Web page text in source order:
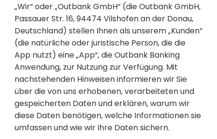
„Wir“ oder „Outbank GmbH“ (die Outbank GmbH,
Passauer Str. 16, 94474 Vilshofen an der Donau,
Deutschland) stellen Ihnen als unserem „Kunden“
(die natürliche oder juristische Person, die die
App nutzt) eine „App“, die Outbank Banking
Anwendung, zur Nutzung zur Verfügung. Mit
nachstehenden Hinweisen informieren wir Sie
über die von uns erhobenen, verarbeiteten und
gespeicherten Daten und erklären, warum wir
diese Daten benötigen, welche Informationen sie
umfassen und wie wir Ihre Daten sichern.